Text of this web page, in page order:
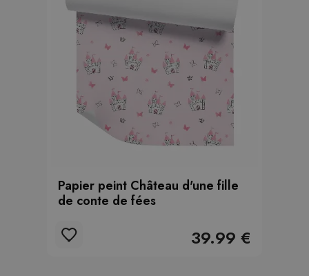
Papier peint Château d'une fille
de conte de fées
39.99 €